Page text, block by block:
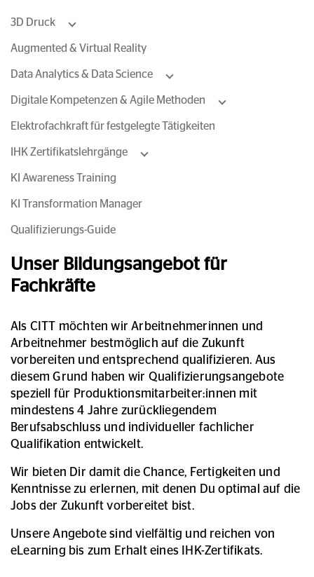
3D Druck
Augmented & Virtual Reality
Data Analytics & Data Science
Digitale Kompetenzen & Agile Methoden
Elektrofachkraft für festgelegte Tätigkeiten
IHK Zertifikatslehrgänge
KI Awareness Training
KI Transformation Manager
Qualifizierungs-Guide
Unser Bildungsangebot für
Fachkräfte
Als CITT möchten wir Arbeitnehmerinnen und
Arbeitnehmer bestmöglich auf die Zukunft
vorbereiten und entsprechend qualifizieren. Aus
diesem Grund haben wir Qualifizierungsangebote
speziell für Produktionsmitarbeiter:innen mit
mindestens 4 Jahre zurückliegendem
Berufsabschluss und individueller fachlicher
Qualifikation entwickelt.
Wir bieten Dir damit die Chance, Fertigkeiten und
Kenntnisse zu erlernen, mit denen Du optimal auf die
Jobs der Zukunft vorbereitet bist.
Unsere Angebote sind vielfältig und reichen von
eLearning bis zum Erhalt eines IHK-Zertifikats.